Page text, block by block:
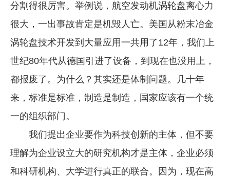
分割得很厉害。举例说，航空发动机涡轮盘离心力
很大，一出事故肯定是机毁人亡。美国从粉末冶金
涡轮盘技术开发到大量应用一共用了12年，我们上
世纪80年代从德国引进了设备，到现在也没用上，
都报废了。为什么？其实还是体制问题。几十年
来，标准是标准，制造是制造，国家应该有一个统
一的组织部门。
我们提出企业要作为科技创新的主体，但不要
理解为企业设立大的研究机构才是主体，企业必须
和科研机构、大学进行真正的联合。因为，现在高